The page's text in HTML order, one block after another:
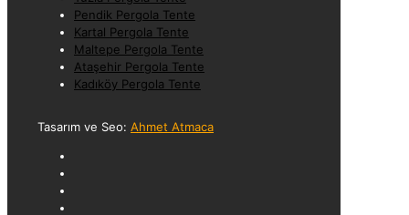
Pendik Pergola Tente
Kartal Pergola Tente
Maltepe Pergola Tente
Ataşehir Pergola Tente
Kadıköy Pergola Tente
Tasarım ve Seo: Ahmet Atmaca